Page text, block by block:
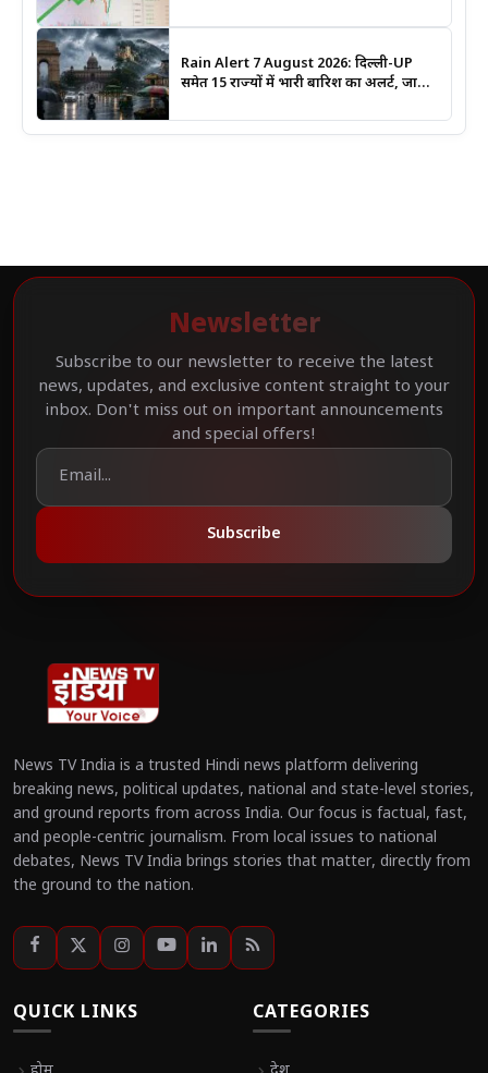
Rain Alert 7 August 2026: दिल्ली-UP
समेत 15 राज्यों में भारी बारिश का अलर्ट, जानिए
Newsletter
Subscribe to our newsletter to receive the latest
news, updates, and exclusive content straight to your
inbox. Don't miss out on important announcements
and special offers!
Subscribe
News TV India is a trusted Hindi news platform delivering
breaking news, political updates, national and state-level stories,
and ground reports from across India. Our focus is factual, fast,
and people-centric journalism. From local issues to national
debates, News TV India brings stories that matter, directly from
the ground to the nation.
QUICK LINKS CATEGORIES